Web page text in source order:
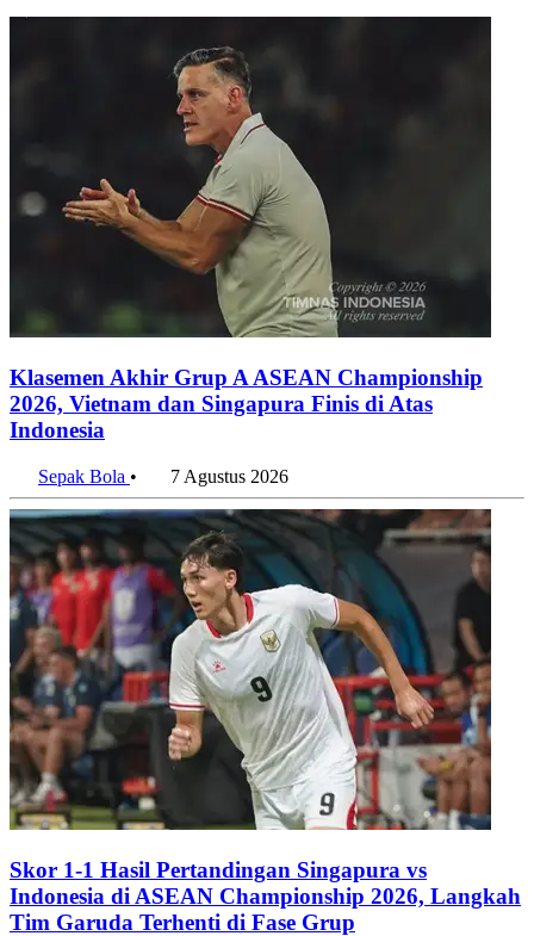
Klasemen Akhir Grup A ASEAN Championship
2026, Vietnam dan Singapura Finis di Atas
Indonesia
Sepak Bola • 7 Agustus 2026
Skor 1-1 Hasil Pertandingan Singapura vs
Indonesia di ASEAN Championship 2026, Langkah
Tim Garuda Terhenti di Fase Grup